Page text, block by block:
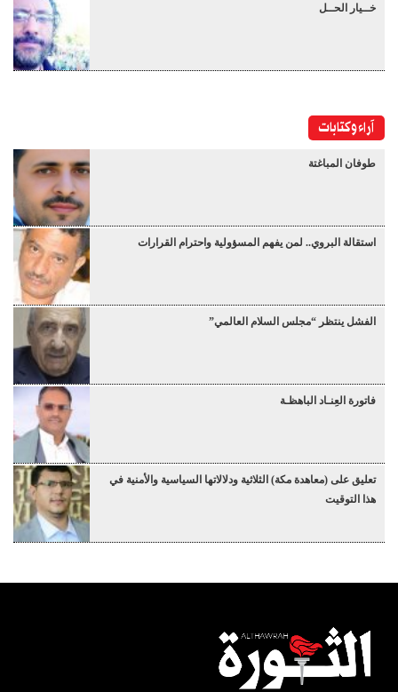
خــيار الحــل
آراء وكتابات
طوفان المباغتة
استقالة البروي.. لمن يفهم المسؤولية واحترام القرارات
الفشل ينتظر “مجلس السلام العالمي”
فاتورة العِنـاد الباهظـة
تعليق على (معاهدة مكة) الثلاثية ودلالاتها السياسية والأمنية في
هذا التوقيت